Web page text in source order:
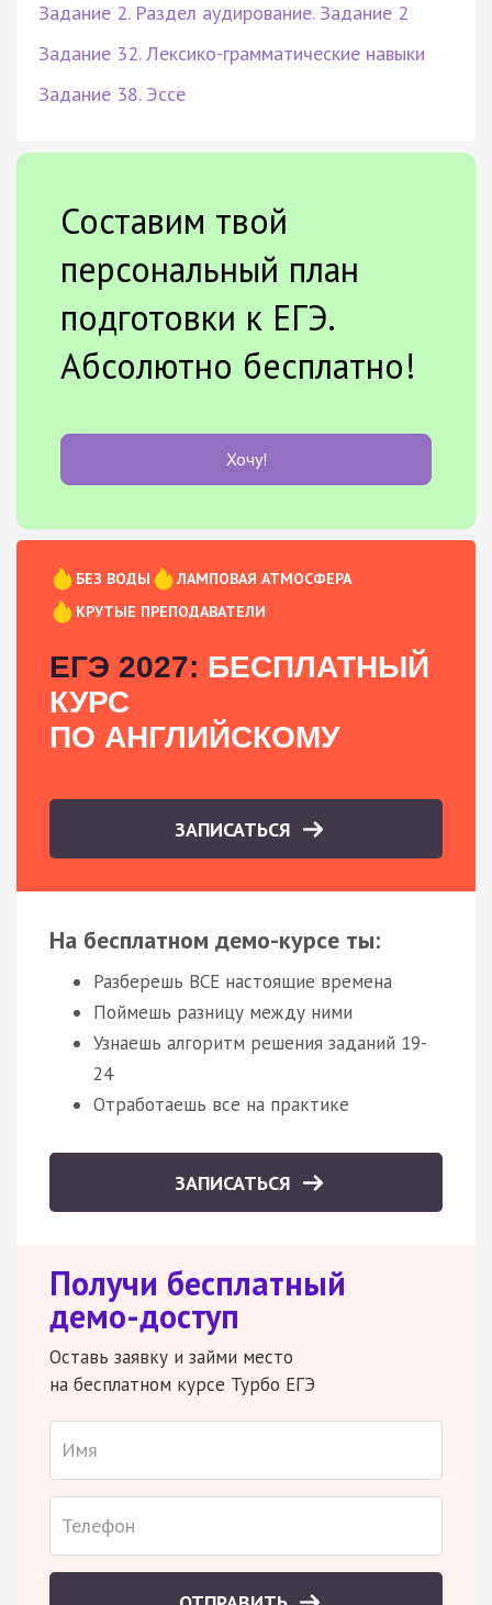
Задание 2. Раздел аудирование. Задание 2
Задание 32. Лексико-грамматические навыки
Задание 38. Эссе
Составим твой
персональный план
подготовки к ЕГЭ.
Абсолютно бесплатно!
Хочу!
БЕЗ ВОДЫ
ЛАМПОВАЯ АТМОСФЕРА
КРУТЫЕ ПРЕПОДАВАТЕЛИ
ЕГЭ 2027: БЕСПЛАТНЫЙ
КУРС
ПО АНГЛИЙСКОМУ
ЗАПИСАТЬСЯ
На бесплатном демо-курсе ты:
Разберешь ВСЕ настоящие времена
Поймешь разницу между ними
Узнаешь алгоритм решения заданий 19-
24
Отработаешь все на практике
ЗАПИСАТЬСЯ
Получи бесплатный
демо-доступ
Оставь заявку и займи место
на бесплатном курсе Турбо ЕГЭ